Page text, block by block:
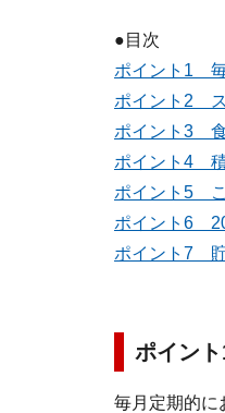
●目次
ポイント1 毎
ポイント2 ス
ポイント3
ポイント4
ポイント5 こ
ポイント6
ポイント7 貯
ポイン
毎月定期的に